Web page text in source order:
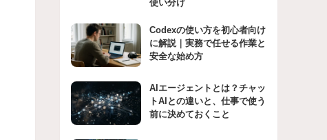
使い分け
Codexの使い方を初心者向け
に解説｜実務で任せる作業と
安全な始め方
AIエージェントとは？チャッ
トAIとの違いと、仕事で使う
前に決めておくこと